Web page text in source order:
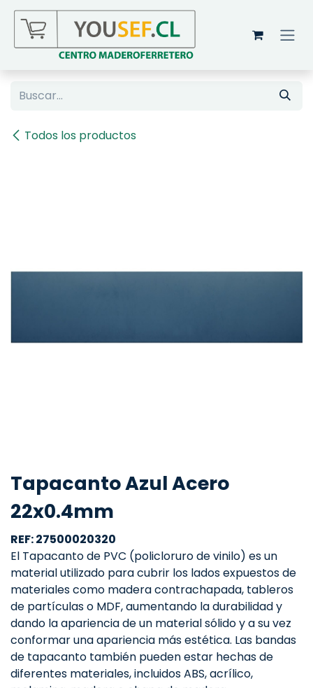
Ir al contenido
Todos los productos
Tapacanto Azul Acero
22x0.4mm
REF: 27500020320
El Tapacanto de PVC (policloruro de vinilo) es un
material utilizado para cubrir los lados expuestos de
materiales como madera contrachapada, tableros
de partículas o MDF, aumentando la durabilidad y
dando la apariencia de un material sólido y a su vez
conformar una apariencia más estética. Las bandas
de tapacanto también pueden estar hechas de
diferentes materiales, incluidos ABS, acrílico,